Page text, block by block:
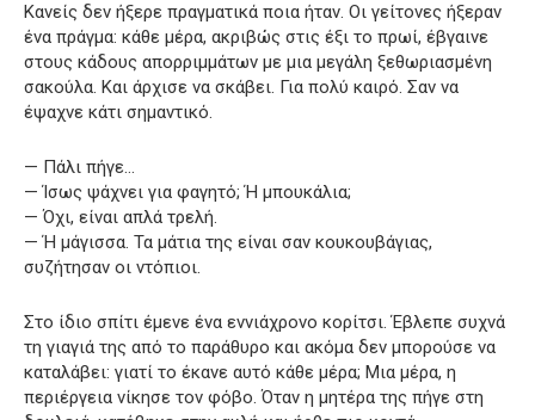
Κανείς δεν ήξερε πραγματικά ποια ήταν. Οι γείτονες ήξεραν
ένα πράγμα: κάθε μέρα, ακριβώς στις έξι το πρωί, έβγαινε
στους κάδους απορριμμάτων με μια μεγάλη ξεθωριασμένη
σακούλα. Και άρχισε να σκάβει. Για πολύ καιρό. Σαν να
έψαχνε κάτι σημαντικό.
— Πάλι πήγε…
— Ίσως ψάχνει για φαγητό; Ή μπουκάλια;
— Όχι, είναι απλά τρελή.
— Ή μάγισσα. Τα μάτια της είναι σαν κουκουβάγιας,
συζήτησαν οι ντόπιοι.
Στο ίδιο σπίτι έμενε ένα εννιάχρονο κορίτσι. Έβλεπε συχνά
τη γιαγιά της από το παράθυρο και ακόμα δεν μπορούσε να
καταλάβει: γιατί το έκανε αυτό κάθε μέρα; Μια μέρα, η
περιέργεια νίκησε τον φόβο. Όταν η μητέρα της πήγε στη